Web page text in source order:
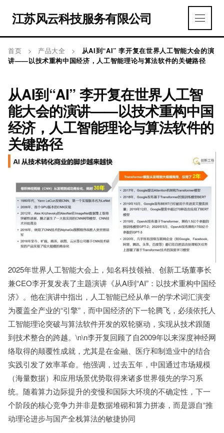
江苏风云科技服务有限公司
首页 > 产品大全 >
从AI到“AI” 李开复在世界人工智能大会的演
讲——以技术重构中国经济，人工智能理论与算法软件的关键路径
从AI到“AI” 李开复在世界人工智
能大会的演讲——以技术重构中国
经济，人工智能理论与算法软件的
关键路径
2025年世界人工智能大会上，知名科技领袖、创新工场董事长
兼CEO李开复发表了主题演讲《从AI到“AI”：以技术重构中国经
济》。他在演讲中指出，人工智能已经从单一的学术词汇演变
为覆盖全产业的“引擎”，而中国经济的下一轮腾飞，必须依托人
工智能理论突破与算法软件开发的双轮驱动，实现从技术跟随
到技术整合的跨越。\n\n李开复回顾了自2009年以来深度神经网
络取得的颠覆性成就，尤其是在金融、医疗和制造业中的结合
实践引发了效率革命。他强调，过去五年，中国通过市场规模
（海量数据）和应用场景优势取得来诸多世界领先的学习系
统。随着算力边际提升的变慢和国际大环境的不确定性，下一
个阶段的核心竞争力并非是数据堆砌和算力拼凑，而是源自“推
动理论进步与国产全栈算法的敏捷协同